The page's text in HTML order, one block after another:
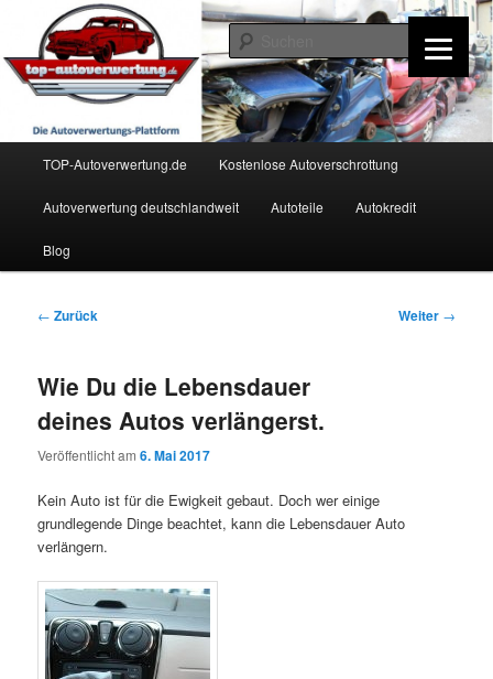
wechseln
TOP-Autoverwertung.de
TOP-Autoverwertung.de Kostenlose Autoverschrottung
Autoverwertung deutschlandweit Autoteile Autokredit
Blog
Beitrags-
← Zurück Weiter →
Wie Du die Lebensdauer
deines Autos verlängerst.
Veröffentlicht am6. Mai 2017
Kein Auto ist für die Ewigkeit gebaut. Doch wer einige
grundlegende Dinge beachtet, kann die Lebensdauer Auto
verlängern.